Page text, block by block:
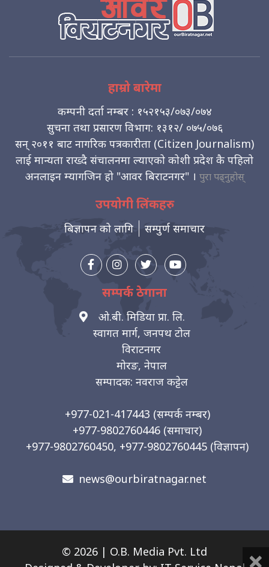
हाम्रो बारेमा
कम्पनी दर्ता नम्बर : १५२१५३/०७३/०७४
सुचना तथा प्रसारण विभाग: १३१२/ ०७५/०७६
सन् २०११ बाट नागरिक पत्रकारीता (Citizen Journalism)
लाई मान्यता राख्दै संचालनमा ल्याएको कोशी प्रदेश कै पहिलो
अनलाइन म्यागजिन हो "आवर बिराटनगर" । पुरा पढ्नुहोस्
उपयोगी लिंकहरु
बिज्ञापन को लागि सम्पुर्ण समाचार
सम्पर्क ठेगाना
ओ.बी. मिडिया प्रा. लि.
स्वागत मार्ग, जनपथ टोल
विराटनगर
मोरङ, नेपाल
सम्पादक: नवराज कट्टेल
+977-021-417443 (सम्पर्क नम्बर)
+977-9802760446 (समाचार)
+977-9802760450, +977-9802760445 (विज्ञापन)
news@ourbiratnagar.net
© 2026 | O.B. Media Pvt. Ltd